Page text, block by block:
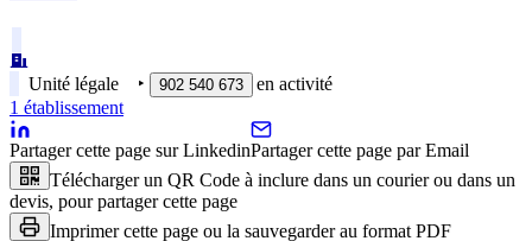
Unité légale ‣ 902 540 673
en activité
1 établissement
Partager cette page sur LinkedinPartager cette page par Email
Télécharger un QR Code à inclure dans un courier ou dans un
devis, pour partager cette page
Imprimer cette page ou la sauvegarder au format PDF